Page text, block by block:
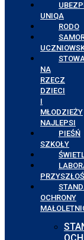
UNIQA
RODO
NA
RZECZ
DZIECI
I
MŁODZIEŻY
NAJLEPSI
PIEŚŃ
SZKOŁY
OCHRONY